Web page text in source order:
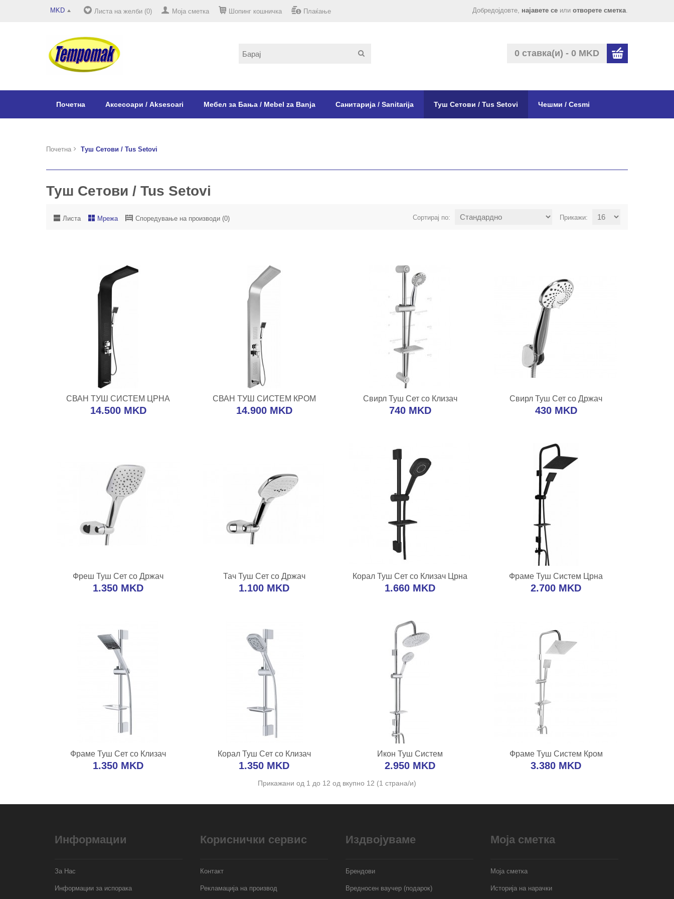
MKD Добредојдовте, најавете се или отворете сметка.
Листа на желби (0) Моја сметка Шопинг кошничка Плаќање
0 ставка(и) - 0 MKD
Почетна Аксесоари / Aksesoari Мебел за Бања / Mebel za Banja Санитарија / Sanitarija Туш Сетови / Tus Setovi Чешми / Cesmi
Почетна Туш Сетови / Tus Setovi
Туш Сетови / Tus Setovi
Листа Мрежа Споредување на производи (0) Прикажи:
Сортирај по:
СВАН ТУШ СИСТЕМ ЦРНА
14.500 MKD
ВО КОШНИЧКА
Додај во желби Додај за споредба
СВАН ТУШ СИСТЕМ КРОМ
14.900 MKD
ВО КОШНИЧКА
Додај во желби Додај за споредба
Свирл Туш Сет со Клизач
740 MKD
ВО КОШНИЧКА
Додај во желби Додај за споредба
Свирл Туш Сет со Држач
430 MKD
Додај во желби Додај за споредба
Фреш Туш Сет со Држач
1.350 MKD
Додај во желби Додај за споредба
Тач Туш Сет со Држач
1.100 MKD
Додај во желби Додај за споредба
Корал Туш Сет со Клизач Црна
1.660 MKD
Додај во желби Додај за споредба
Фраме Туш Систем Црна
2.700 MKD
ВО КОШНИЧКА
Додај во желби Додај за споредба
Фраме Туш Сет со Клизач
1.350 MKD
Додај во желби Додај за споредба
Корал Туш Сет со Клизач
1.350 MKD
Додај во желби Додај за споредба
Икон Туш Систем
2.950 MKD
ВО КОШНИЧКА
Додај во желби Додај за споредба
Фраме Туш Систем Кром
3.380 MKD
Додај во желби Додај за споредба
Прикажани од 1 до 12 од вкупно 12 (1 страна/и)
Информации
За Нас
Информации за испорака
Кориснички сервис
Контакт
Рекламација на производ
Издвојуваме
Брендови
Вредносен ваучер (подарок)
Моја сметка
Моја сметка
Историја на нарачки